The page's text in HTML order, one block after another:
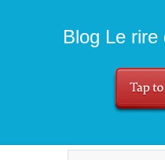
Blog Le rire